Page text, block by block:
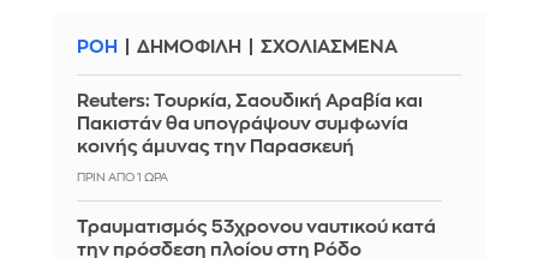
ΡΟΗ ΔΗΜΟΦΙΛΗ ΣΧΟΛΙΑΣΜΕΝΑ
Reuters: Τουρκία, Σαουδική Αραβία και
Πακιστάν θα υπογράψουν συμφωνία
κοινής άμυνας την Παρασκευή
ΠΡΙΝ ΑΠΌ 1 ΏΡΑ
Τραυματισμός 53χρονου ναυτικού κατά
την πρόσδεση πλοίου στη Ρόδο